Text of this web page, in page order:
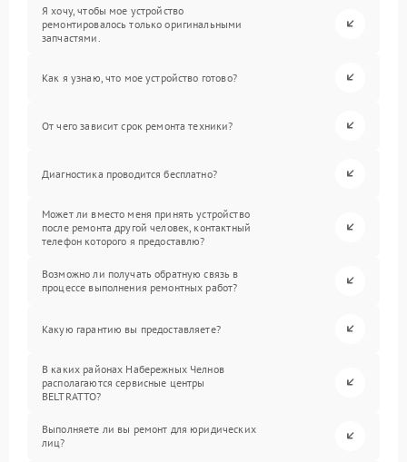
Я хочу, чтобы мое устройство
ремонтировалось только оригинальными
запчастями.
Как я узнаю, что мое устройство готово?
От чего зависит срок ремонта техники?
Диагностика проводится бесплатно?
Может ли вместо меня принять устройство
после ремонта другой человек, контактный
телефон которого я предоставлю?
Возможно ли получать обратную связь в
процессе выполнения ремонтных работ?
Какую гарантию вы предоставляете?
В каких районах Набережных Челнов
располагаются сервисные центры
BELTRATTO?
Выполняете ли вы ремонт для юридических
лиц?